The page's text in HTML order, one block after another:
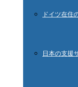
ドイツ在住
日本の支援